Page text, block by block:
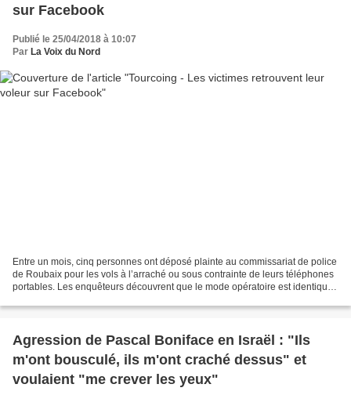
sur Facebook
Publié le 25/04/2018 à 10:07
Par La Voix du Nord
Entre un mois, cinq personnes ont déposé plainte au commissariat de police
de Roubaix pour les vols à l’arraché ou sous contrainte de leurs téléphones
portables. Les enquêteurs découvrent que le mode opératoire est identique :
Agression de Pascal Boniface en Israël : "Ils
m'ont bousculé, ils m'ont craché dessus" et
voulaient "me crever les yeux"